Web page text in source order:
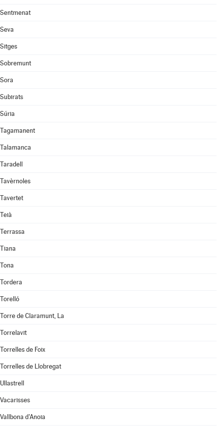
Sentmenat
Seva
Sitges
Sobremunt
Sora
Subirats
Súria
Tagamanent
Talamanca
Taradell
Tavèrnoles
Tavertet
Teià
Terrassa
Tiana
Tona
Tordera
Torelló
Torre de Claramunt, La
Torrelavit
Torrelles de Foix
Torrelles de Llobregat
Ullastrell
Vacarisses
Vallbona d'Anoia